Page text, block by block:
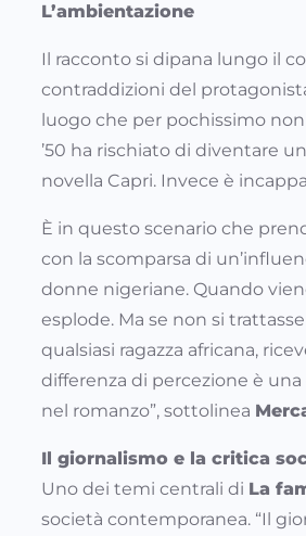
L’ambientazione
Il racconto si dipana lungo il
contraddizioni del
luogo che per pochissimo non
’50 ha rischiato di diventare
novella Capri. Invece è
È in questo scenario che
con la scomparsa di
donne nigeriane. Quando
esplode. Ma se non si
qualsiasi ragazza africana,
differenza di percezione è
nel romanzo”, sottolinea
Il giornalismo e la critica
Uno dei temi centrali di La
società contemporanea. “Il